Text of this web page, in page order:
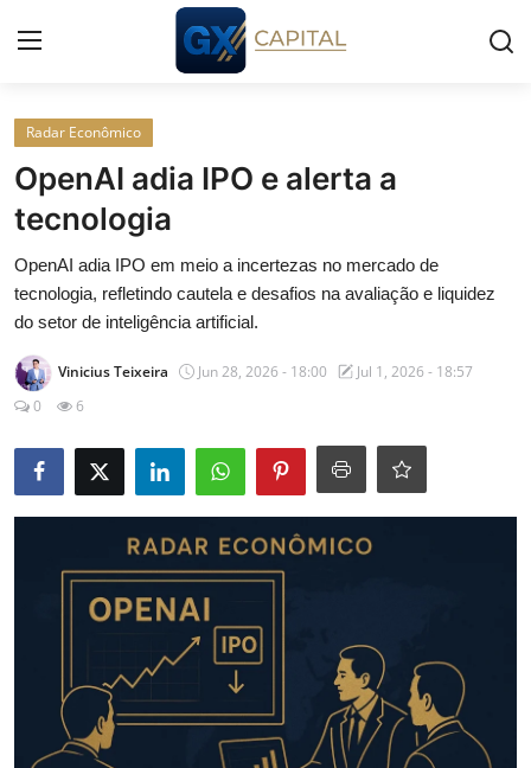
Entrar
Início
Cursos
Simuladores
Wealth
Contato
Crédito Empresarial
Radar Econômico
Radar Econômico
OpenAI adia IPO e alerta a
tecnologia
OpenAI adia IPO em meio a incertezas no mercado de
tecnologia, refletindo cautela e desafios na avaliação e liquidez
do setor de inteligência artificial.
Vinicius Teixeira Jun 28, 2026 - 18:00
Jul 1, 2026 - 18:57
0
6